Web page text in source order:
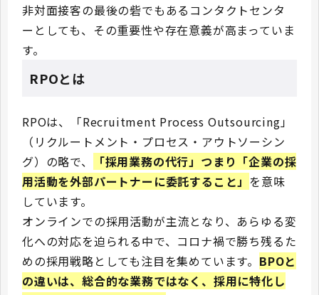
非対面接客の最後の砦でもあるコンタクトセンタ
ーとしても、その重要性や存在意義が高まっていま
す。
RPOとは
RPOは、「Recruitment Process Outsourcing」
（リクルートメント・プロセス・アウトソーシン
グ）の略で、
「採用業務の代行」つまり「企業の採
用活動を外部パートナーに委託すること」 を意味
しています。
オンラインでの採用活動が主流となり、あらゆる変
化への対応を迫られる中で、コロナ禍で勝ち残るた
めの採用戦略としても注目を集めています。 BPOと
の違いは、総合的な業務ではなく、採用に特化し